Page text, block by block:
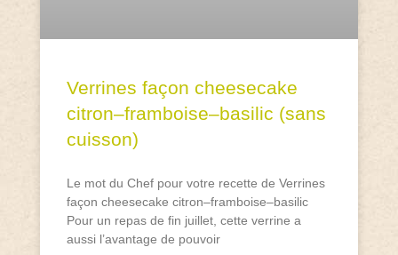
Verrines façon cheesecake
citron–framboise–basilic (sans
cuisson)
Le mot du Chef pour votre recette de Verrines
façon cheesecake citron–framboise–basilic
Pour un repas de fin juillet, cette verrine a
aussi l’avantage de pouvoir